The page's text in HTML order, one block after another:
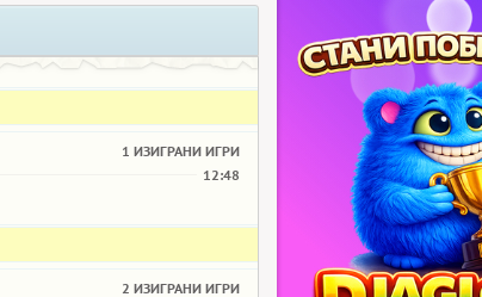
1 ИЗИГРАНИ ИГРИ
12:48
2 ИЗИГРАНИ ИГРИ